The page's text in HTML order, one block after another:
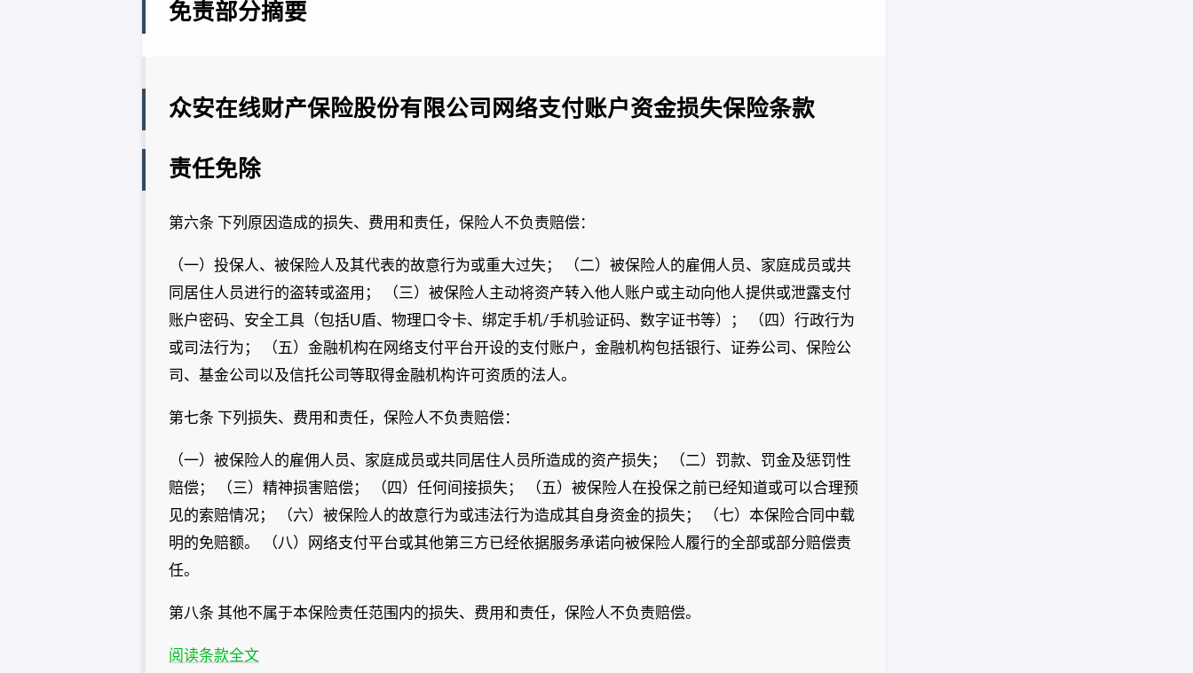
免责部分摘要
众安在线财产保险股份有限公司网络支付账户资金损失保险条款
责任免除
第六条 下列原因造成的损失、费用和责任，保险人不负责赔偿：
（一）投保人、被保险人及其代表的故意行为或重大过失； （二）被保险人的雇佣人员、家庭成员或共
同居住人员进行的盗转或盗用； （三）被保险人主动将资产转入他人账户或主动向他人提供或泄露支付
账户密码、安全工具（包括U盾、物理口令卡、绑定手机/手机验证码、数字证书等）； （四）行政行为
或司法行为； （五）金融机构在网络支付平台开设的支付账户，金融机构包括银行、证券公司、保险公
司、基金公司以及信托公司等取得金融机构许可资质的法人。
第七条 下列损失、费用和责任，保险人不负责赔偿：
（一）被保险人的雇佣人员、家庭成员或共同居住人员所造成的资产损失； （二）罚款、罚金及惩罚性
赔偿； （三）精神损害赔偿； （四）任何间接损失； （五）被保险人在投保之前已经知道或可以合理预
见的索赔情况； （六）被保险人的故意行为或违法行为造成其自身资金的损失； （七）本保险合同中载
明的免赔额。 （八）网络支付平台或其他第三方已经依据服务承诺向被保险人履行的全部或部分赔偿责
任。
第八条 其他不属于本保险责任范围内的损失、费用和责任，保险人不负责赔偿。
阅读条款全文